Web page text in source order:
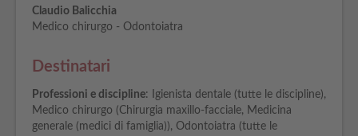
Claudio Balicchia
Medico chirurgo - Odontoiatra
Destinatari
Professioni e discipline: Igienista dentale (tutte le discipline),
Medico chirurgo (Chirurgia maxillo-facciale, Medicina
generale (medici di famiglia)), Odontoiatra (tutte le